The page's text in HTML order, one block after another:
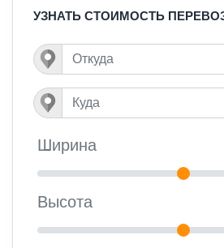
УЗНАТЬ СТОИМОСТЬ
Ширина
Высота